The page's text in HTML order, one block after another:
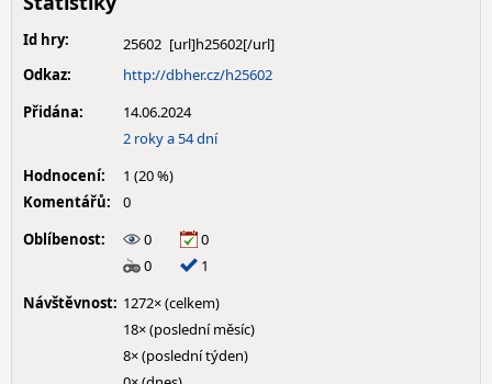
Id hry:
25602
Odkaz:
http://dbher.cz/h25602
Přidána:
14.06.2024
2 roky a 54 dní
Hodnocení:
1 (20 %)
Komentářů:
0
Oblíbenost:
0
0
0
1
Návštěvnost: 1272× (celkem)
18× (poslední měsíc)
8× (poslední týden)